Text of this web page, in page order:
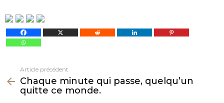
plus
Article précédent
Chaque minute qui passe, quelqu’un
quitte ce monde.